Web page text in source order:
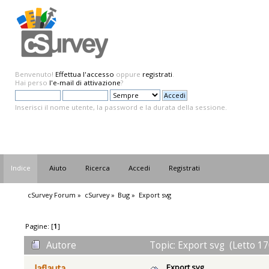
Benvenuto! Effettua l'accesso oppure registrati.
Hai perso l'e-mail di attivazione?
Inserisci il nome utente, la password e la durata della sessione.
Indice Aiuto Ricerca Accedi Registrati
cSurvey Forum » cSurvey» Bug » Export svg
Pagine: [1]
Autore
Topic: Export svg (Letto